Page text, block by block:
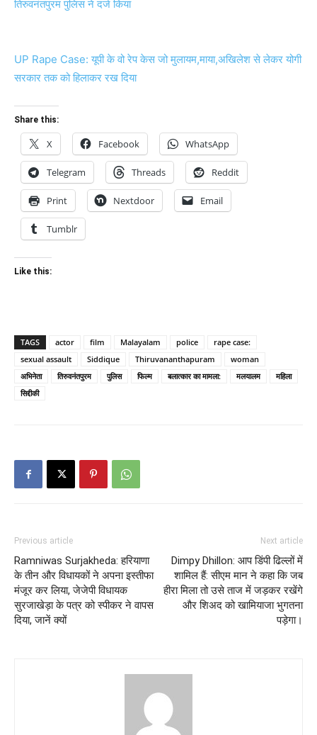
तिरुवनंतपुरम पुलिस ने दर्ज किया
UP Rape Case: यूपी के वो रेप केस जो मुलायम,माया,अखिलेश से लेकर योगी
सरकार तक को हिलाकर रख दिया
Share this:
X Facebook WhatsApp
Telegram Threads Reddit
Print Nextdoor Email
Tumblr
Like this:
TAGS actor film Malayalam police
rape case:
sexual assault
Siddique Thiruvananthapuram
woman
अभिनेता
तिरुवनंतपुरम पुलिस फिल्म बलात्कार का मामला: मलयालम
महिला
सिद्दीकी
Previous article
Ramniwas Surjakheda: हरियाणा
के तीन और विधायकों ने अपना इस्तीफा
मंजूर कर लिया, जेजेपी विधायक
सुरजाखेड़ा के पत्र को स्पीकर ने वापस
दिया, जानें क्यों
Next article
Dimpy Dhillon: आप डिंपी ढिल्लों में
शामिल हैं: सीएम मान ने कहा कि जब
हीरा मिला तो उसे ताज में जड़कर रखेंगे
और शिअद को खामियाजा भुगतना
पड़ेगा।